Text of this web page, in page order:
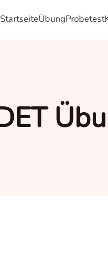
StartseiteÜbungProbetest